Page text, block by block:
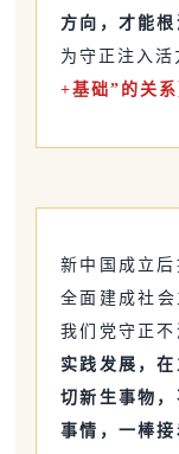
方向，才能根
为守正注入
+基础”的关
新中国成立
全面建成社
我们党守正不
实践发展，
切新生事物
事情，一棒